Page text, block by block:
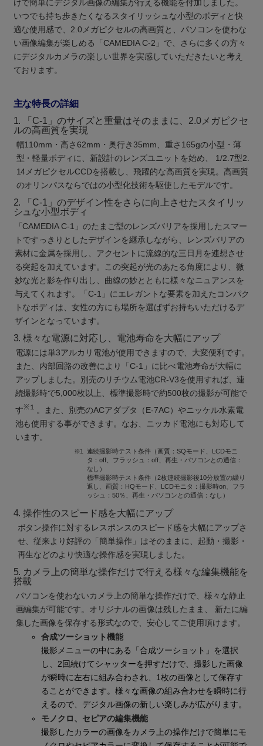
けで簡単にデジタル画像の編集が行える機能を付加しました。
いつでも持ち歩きたくなるスタイリッシュな小型のボディと快
適な使用感で、2.0メガピクセルの高画質と、パソコンを使わな
い画像編集が楽しめる「CAMEDIA C-2」で、さらに多くの方々
にデジタルカメラの楽しい世界を実感していただきたいと考え
ております。
主な特長の詳細
1. 「C-1」のサイズと重量はそのままに、2.0メガピクセ
ルの高画質を実現
幅110mm・高さ62mm・奥行き35mm、重さ165gの小型・薄
型・軽量ボディに、新設計のレンズユニットを始め、 1/2.7型2.
14メガピクセルCCDを搭載し、飛躍的な高画質を実現。高画質
のオリンパスならではの小型化技術を駆使したモデルです。
2. 「C-1」のデザイン性をさらに向上させたスタイリッ
シュな小型ボディ
「CAMEDIA C-1」のたまご型のレンズバリアを採用したスマー
トですっきりとしたデザインを継承しながら、レンズバリアの
素材に金属を採用し、アクセントに流線的な三日月を連想させ
る突起を加えています。この突起が光のあたる角度により、微
妙な光と影を作り出し、曲線の妙とともに様々なニュアンスを
与えてくれます。「C-1」にエレガントな要素を加えたコンパク
トなボディは、女性の方にも場所を選ばずお持ちいただけるデ
ザインとなっています。
3. 様々な電源に対応し、電池寿命を大幅にアップ
電源には単3アルカリ電池が使用できますので、大変便利です。
また、内部回路の改善により「C-1」に比べ電池寿命が大幅に
アップしました。別売のリチウム電池CR-V3を使用すれば、連
続撮影時で5,000枚以上、標準撮影時で約500枚の撮影が可能で
す※１ 。また、別売のACアダプタ（E-7AC）やニッケル水素電
池も使用する事ができます。なお、ニッカド電池にも対応して
います。
※1
連続撮影時テスト条件（画質：SQモード、LCDモニ
タ：off、フラッシュ：off、再生・パソコンとの通信：
なし）
標準撮影時テスト条件（2枚連続撮影後10分放置の繰り
返し、画質：HQモード、LCDモニタ：撮影時on、フラ
ッシュ：50％、再生・パソコンとの通信：なし）
4. 操作性のスピード感を大幅にアップ
ボタン操作に対するレスポンスのスピード感を大幅にアップさ
せ、従来より好評の「簡単操作」はそのままに、起動・撮影・
再生などのより快適な操作感を実現しました。
5. カメラ上の簡単な操作だけで行える様々な編集機能を
搭載
パソコンを使わないカメラ上の簡単な操作だけで、様々な静止
画編集が可能です。オリジナルの画像は残したまま、 新たに編
集した画像を保存する形式なので、安心してご使用頂けます。
合成ツーショット機能
撮影メニューの中にある「合成ツーショット」を選択
し、2回続けてシャッターを押すだけで、撮影した画像
が瞬時に左右に組み合わされ、1枚の画像として保存す
ることができます。様々な画像の組み合わせを瞬時に行
えるので、デジタル画像の新しい楽しみが広がります。
モノクロ、セピアの編集機能
撮影したカラーの画像をカメラ上の操作だけで簡単にモ